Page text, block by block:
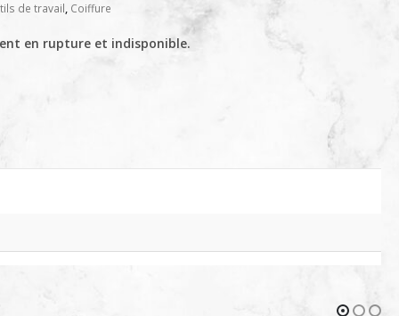
de travail, Coiffure
en rupture et indisponible.